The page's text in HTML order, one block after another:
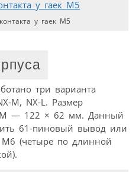
у гаек M5
три варианта
M, NX-L. Размер
M — 122 × 62 мм. Данный
61-пиновый вывод или
(четыре по длинной